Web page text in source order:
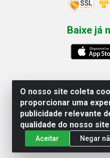
O nosso site coleta
proporcionar uma
publicidade relevante
qualidade do nosso
Aceitar Negar
Baixe já